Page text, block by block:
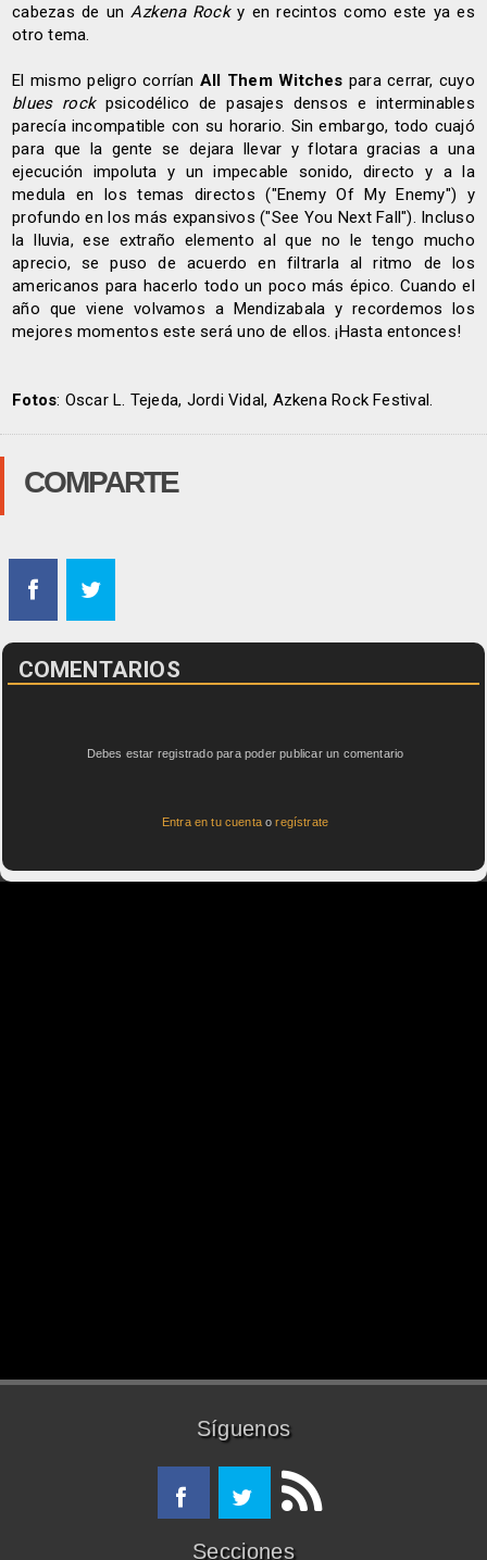
cabezas de unAzkena Rocky en recintos como este ya es
otro tema.
El mismo peligro corrían All Them Witches para cerrar, cuyo
blues rockpsicodélico de pasajes densos e interminables
parecía incompatible con su horario. Sin embargo, todo cuajó
para que la gente se dejara llevar y flotara gracias a una
ejecución impoluta y un impecable sonido, directo y a la
medula en los temas directos ("Enemy Of My Enemy") y
profundo en los más expansivos ("See You Next Fall"). Incluso
la lluvia, ese extraño elemento al que no le tengo mucho
aprecio, se puso de acuerdo en filtrarla al ritmo de los
americanos para hacerlo todo un poco más épico. Cuando el
año que viene volvamos a Mendizabala y recordemos los
mejores momentos este será uno de ellos. ¡Hasta entonces!
Fotos: Oscar L. Tejeda, Jordi Vidal, Azkena Rock Festival.
COMPARTE
COMENTARIOS
Debes estar registrado para poder publicar un comentario
Entra en tu cuentaoregístrate
Síguenos
Secciones